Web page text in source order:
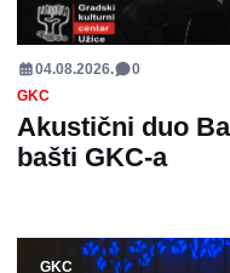
04.08.2026.
0
GKC
Akustični duo
bašti GKC-a
GKC